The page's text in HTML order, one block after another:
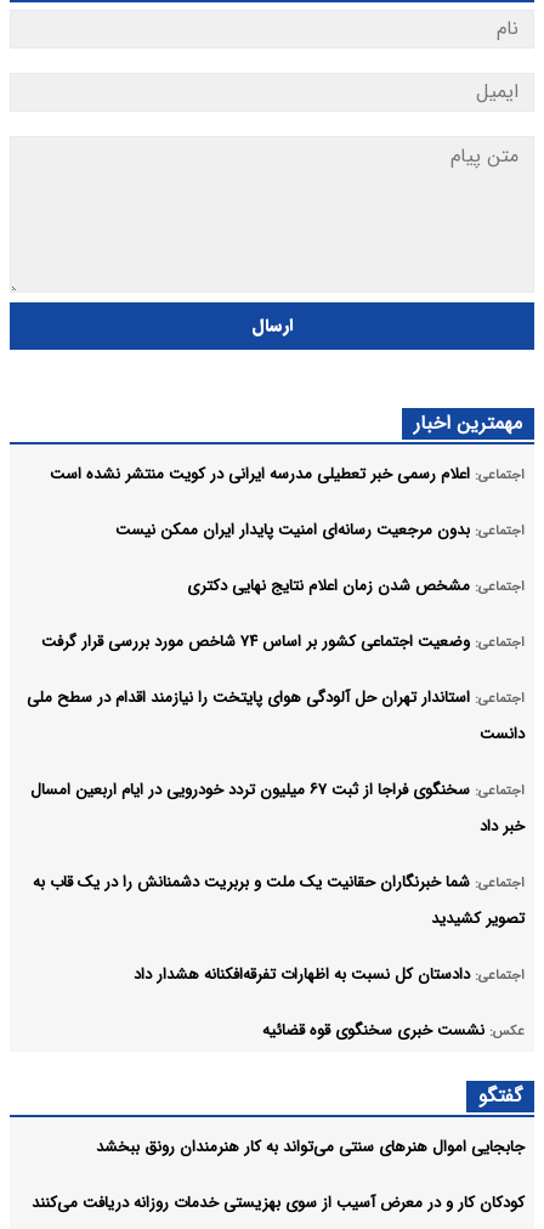
ارسال
مهمترین اخبار
اجتماعی: اعلام رسمی خبر تعطیلی مدرسه ایرانی در کویت منتشر نشده است
اجتماعی: بدون مرجعیت رسانه‌ای امنیت پایدار ایران ممکن نیست
اجتماعی: مشخص شدن زمان اعلام نتایج نهایی دکتری
اجتماعی: وضعیت اجتماعی کشور بر اساس ۷۴ شاخص مورد بررسی قرار گرفت
اجتماعی: استاندار تهران حل آلودگی هوای پایتخت را نیازمند اقدام در سطح ملی
دانست
اجتماعی:
سخنگوی فراجا از ثبت ۶۷ میلیون تردد خودرویی در ایام اربعین امسال
خبر داد
اجتماعی: شما خبرنگاران حقانیت یک ملت و بربریت دشمنانش را در یک قاب به
تصویر کشیدید
اجتماعی: دادستان کل نسبت به اظهارات تفرقه‌افکنانه هشدار داد
عکس: نشست خبری سخنگوی قوه قضائیه
اجتماعی: مراقب «بمباران خبری» دشمن برای ایجاد ناامیدی در جامعه باشیم
آرشیو
گفتگو
جابجایی اموال هنرهای سنتی می‌تواند به کار هنرمندان رونق ببخشد
کودکان کار و در معرض آسیب از سوی بهزیستی خدمات روزانه دریافت می‌کنند